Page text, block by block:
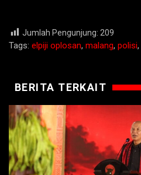
Jumlah Pengunjung: 209
Tags: elpiji oplosan, malang, polisi,
BERITA TERKAIT